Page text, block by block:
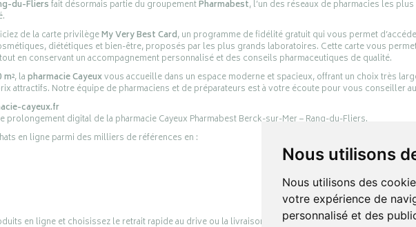
Nous utilisons
Nous utilisons des
votre expérience de
personnalisé et des
du-Fliersfait désormais partie du groupementPharmabest, l’un des réseaux de pharmacies les
de la carte privilègeMy Very Best Card, un programme de fidélité gratuit qui vous permet
diététiques et bien-être, proposés par les plus grands laboratoires. Cette carte vous
en conservant un accompagnement personnalisé et des conseils pharmaceutiques de qualité.
m², lapharmacie Cayeuxvous accueille dans un espace moderne et spacieux, offrant un choix très
attractifs. Notre équipe de pharmaciens et de préparateurs est à votre écoute pour vous conseiller
cayeux.fr
prolongement digital de la pharmacie Cayeux Pharmabest Berck-sur-Mer – Rang-du-Fliers.
en ligne parmi des milliers de références en :
en ligne et choisissez le retrait rapide au drive ou la livraison à domicile, en toute simplicité.